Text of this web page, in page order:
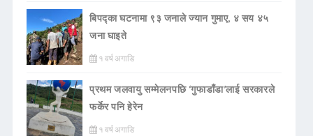
बिपद्का घटनामा ९३ जनाले ज्यान गुमाए, ४ सय ४५
जना घाइते
१ वर्ष अगाडि
प्रथम जलवायु सम्मेलनपछि ‘गुफाडाँडा’लाई सरकारले
फर्केर पनि हेरेन
१ वर्ष अगाडि